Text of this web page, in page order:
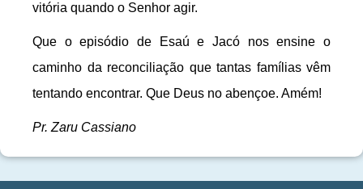
vitória quando o Senhor agir.
Que o episódio de Esaú e Jacó nos ensine o
caminho da reconciliação que tantas famílias vêm
tentando encontrar. Que Deus no abençoe. Amém!
Pr. Zaru Cassiano